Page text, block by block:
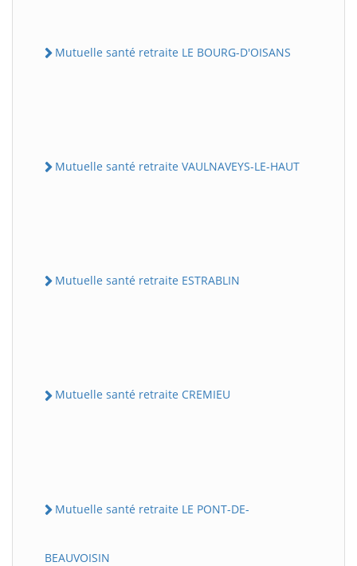
Mutuelle santé retraite LE BOURG-D'OISANS
Mutuelle santé retraite VAULNAVEYS-LE-HAUT
Mutuelle santé retraite ESTRABLIN
Mutuelle santé retraite CREMIEU
Mutuelle santé retraite LE PONT-DE-
BEAUVOISIN